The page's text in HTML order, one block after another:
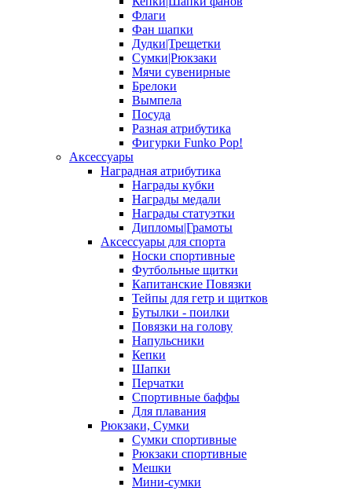
Флаги
Фан шапки
Дудки|Трещетки
Сумки|Рюкзаки
Мячи сувенирные
Брелоки
Вымпела
Посуда
Разная атрибутика
Фигурки Funko Pop!
Аксессуары
Наградная атрибутика
Награды кубки
Награды медали
Награды статуэтки
Дипломы|Грамоты
Аксессуары для спорта
Носки спортивные
Футбольные щитки
Капитанские Повязки
Тейпы для гетр и щитков
Бутылки - поилки
Повязки на голову
Напульсники
Кепки
Шапки
Перчатки
Спортивные баффы
Для плавания
Рюкзаки, Сумки
Сумки спортивные
Рюкзаки спортивные
Мешки
Мини-сумки